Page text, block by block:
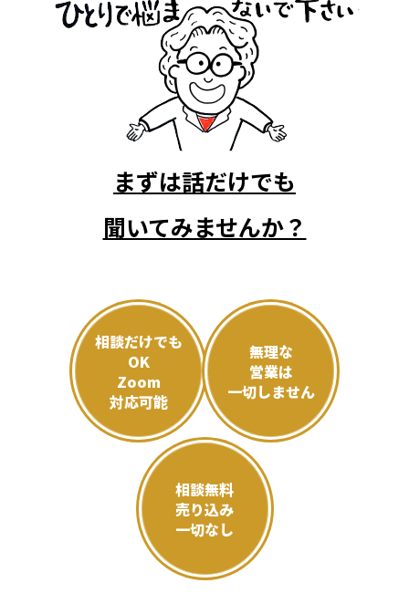
まずは話だけでも
聞いてみませんか？
相談だけでも
OK
Zoom
対応可能
無理な
営業は
一切しません
相談無料
売り込み
一切なし